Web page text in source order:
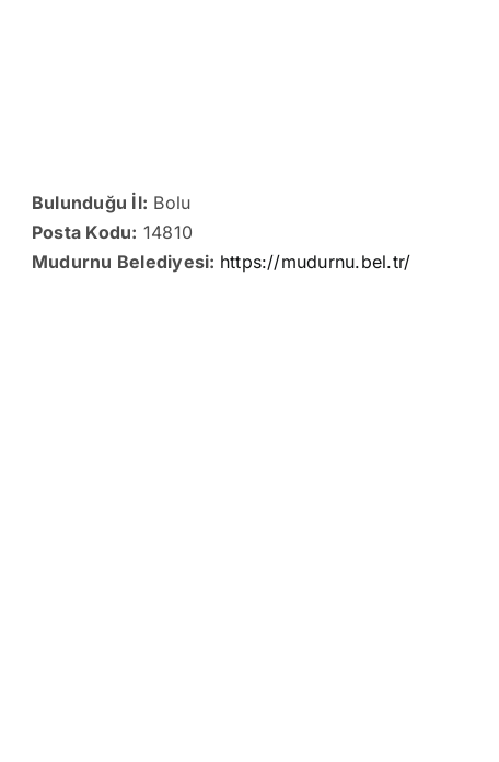
Bulunduğu İl: Bolu
Posta Kodu: 14810
Mudurnu Belediyesi: https://mudurnu.bel.tr/